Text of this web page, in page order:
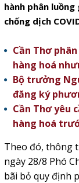
hành phân
chống dịch
Cần Thơ
hàng hoá
Bộ trưởng
đăng ký
Cần Thơ yêu
hàng hoá
Theo đó, thông
ngày 28/8 Phó
bãi bỏ quy định